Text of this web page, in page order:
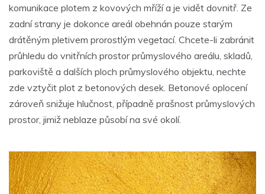
komunikace plotem z kovových mříží a je vidět dovnitř. Ze
zadní strany je dokonce areál obehnán pouze starým
drátěným pletivem prorostlým vegetací. Chcete-li zabránit
průhledu do vnitřních prostor průmyslového areálu, skladů,
parkoviště a dalších ploch průmyslového objektu, nechte
zde vztyčit plot z betonových desek. Betonové oplocení
zároveň snižuje hlučnost, případně prašnost průmyslových
prostor, jimiž neblaze působí na své okolí.